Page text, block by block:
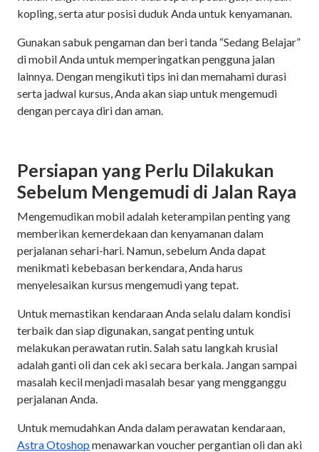
kopling, serta atur posisi duduk Anda untuk kenyamanan.
Gunakan sabuk pengaman dan beri tanda “Sedang Belajar”
di mobil Anda untuk memperingatkan pengguna jalan
lainnya. Dengan mengikuti tips ini dan memahami durasi
serta jadwal kursus, Anda akan siap untuk mengemudi
dengan percaya diri dan aman.
Persiapan yang Perlu Dilakukan
Sebelum Mengemudi di Jalan Raya
Mengemudikan mobil adalah keterampilan penting yang
memberikan kemerdekaan dan kenyamanan dalam
perjalanan sehari-hari. Namun, sebelum Anda dapat
menikmati kebebasan berkendara, Anda harus
menyelesaikan kursus mengemudi yang tepat.
Untuk memastikan kendaraan Anda selalu dalam kondisi
terbaik dan siap digunakan, sangat penting untuk
melakukan perawatan rutin. Salah satu langkah krusial
adalah ganti oli dan cek aki secara berkala. Jangan sampai
masalah kecil menjadi masalah besar yang mengganggu
perjalanan Anda.
Untuk memudahkan Anda dalam perawatan kendaraan,
Astra Otoshop menawarkan voucher pergantian oli dan aki